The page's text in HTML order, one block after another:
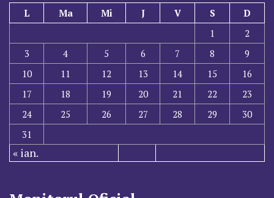
L Ma Mi J V S
D
1
2
3
4 5 6 7 8
9
10
11 12 13 14 15
16
17
18 19 20 21 22
23
24
25 26 27 28 29
30
31
« ian.